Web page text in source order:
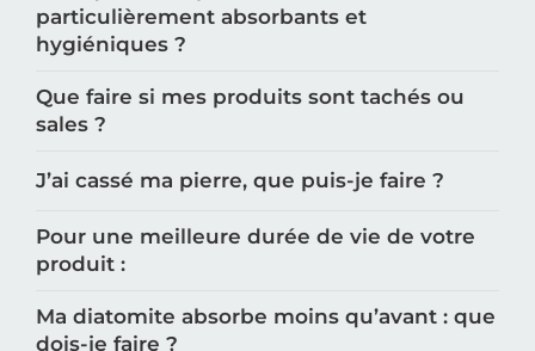
Pourquoi les tapis Moonstone™️ sont-ils
particulièrement absorbants et
Que faire si mes produits sont tachés ou
Pour une meilleure durée de vie de votre
Ma diatomite absorbe moins qu’avant : que